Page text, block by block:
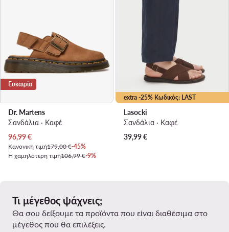
Ευκαιρία
Dr. Martens
Σανδάλια · Καφέ
Τρέχουσα τιμή
96,99€
Κανονική τιμή179,00 €-45%
Η χαμηλότερη τιμή106,99 €-9%
extra -25% Κωδικός: LAST
Lasocki
Σανδάλια · Καφέ
39,99€
Τι μέγεθος ψάχνεις;
Θα σου δείξουμε τα προϊόντα που είναι διαθέσιμα στο
μέγεθος που θα επιλέξεις.